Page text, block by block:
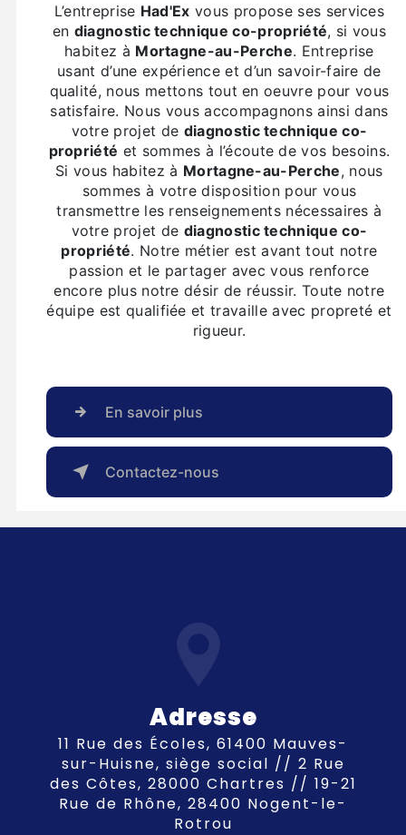
L’entreprise Had'Ex vous propose ses services
en diagnostic technique co-propriété, si vous
habitez à Mortagne-au-Perche. Entreprise
usant d’une expérience et d’un savoir-faire de
qualité, nous mettons tout en oeuvre pour vous
satisfaire. Nous vous accompagnons ainsi dans
votre projet de diagnostic technique co-
propriété et sommes à l’écoute de vos besoins.
Si vous habitez à Mortagne-au-Perche, nous
sommes à votre disposition pour vous
transmettre les renseignements nécessaires à
votre projet de diagnostic technique co-
propriété. Notre métier est avant tout notre
passion et le partager avec vous renforce
encore plus notre désir de réussir. Toute notre
équipe est qualifiée et travaille avec propreté et
rigueur.
En savoir plus
Contactez-nous
Adresse
11 Rue des Écoles, 61400 Mauves-
sur-Huisne, siège social // 2 Rue
des Côtes, 28000 Chartres // 19-21
Rue de Rhône, 28400 Nogent-le-
Rotrou